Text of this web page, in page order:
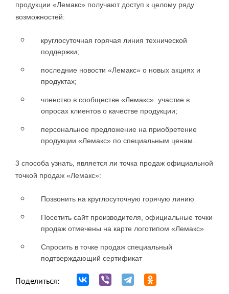
продукции «Лемакс» получают доступ к целому ряду
возможностей:
круглосуточная горячая линия технической
поддержки;
последние новости «Лемакс» о новых акциях и
продуктах;
членство в сообществе «Лемакс»: участие в
опросах клиентов о качестве продукции;
персональное предложение на приобретение
продукции «Лемакс» по специальным ценам.
3 способа узнать, является ли точка продаж официальной
точкой продаж «Лемакс»:
Позвонить на круглосуточную горячую линию
Посетить сайт производителя, официальные точки
продаж отмечены на карте логотипом «Лемакс»
Спросить в точке продаж специальный
подтверждающий сертификат
Поделиться: